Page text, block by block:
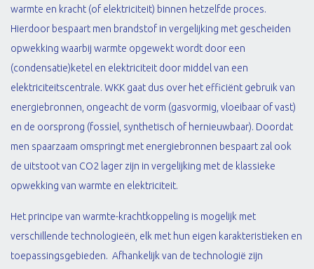
warmte en kracht (of elektriciteit) binnen hetzelfde proces.
Hierdoor bespaart men brandstof in vergelijking met gescheiden
opwekking waarbij warmte opgewekt wordt door een
(condensatie)ketel en elektriciteit door middel van een
elektriciteitscentrale. WKK gaat dus over het efficiënt gebruik van
energiebronnen, ongeacht de vorm (gasvormig, vloeibaar of vast)
en de oorsprong (fossiel, synthetisch of hernieuwbaar). Doordat
men spaarzaam omspringt met energiebronnen bespaart zal ook
de uitstoot van CO2 lager zijn in vergelijking met de klassieke
opwekking van warmte en elektriciteit.
Het principe van warmte-krachtkoppeling is mogelijk met
verschillende technologieën, elk met hun eigen karakteristieken en
toepassingsgebieden. Afhankelijk van de technologië zijn